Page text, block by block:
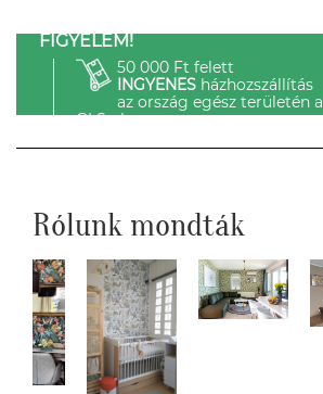
FIGYELEM!
50 000 Ft felett
INGYENESházhozszállítás
az ország egész területén a
GLS-el.
Rólunk mondták